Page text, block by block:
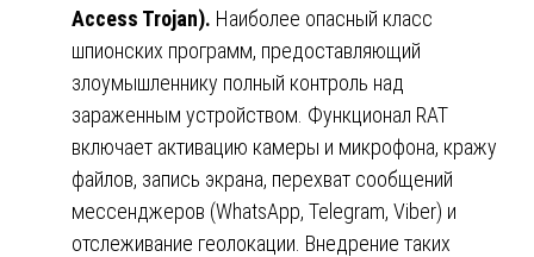
Access Trojan). Наиболее опасный класс
шпионских программ, предоставляющий
злоумышленнику полный контроль над
зараженным устройством. Функционал RAT
включает активацию камеры и микрофона, кражу
файлов, запись экрана, перехват сообщений
мессенджеров (WhatsApp, Telegram, Viber) и
отслеживание геолокации. Внедрение таких